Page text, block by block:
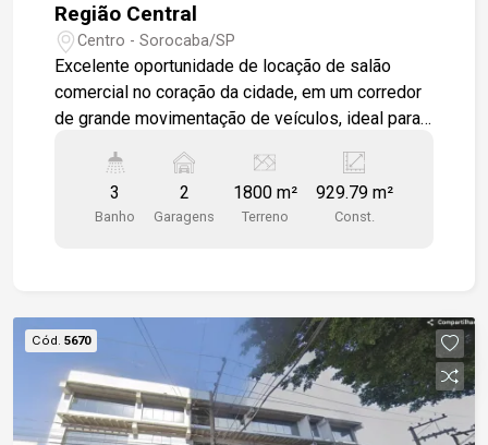
Região Central
Centro - Sorocaba/SP
Excelente oportunidade de locação de salão
comercial no coração da cidade, em um corredor
de grande movimentação de veículos, ideal para
localização estratégica oferece proximidade a
diversos comércios, facilitando o dia a dia de
clientes e funcionários. O imóvel possui vão livre,
ampla e agradável. Dispõe de três banheiros,
sendo um deles adaptado para pessoas com
deficiência, demonstrando atenção à
acessibilidade. O acesso é facilitado por
elevador e escadas largas, garantindo conforto e
3
Banho
2
Garagens
1800 m²
Terreno
929.79 m²
Const.
Cód. 5670